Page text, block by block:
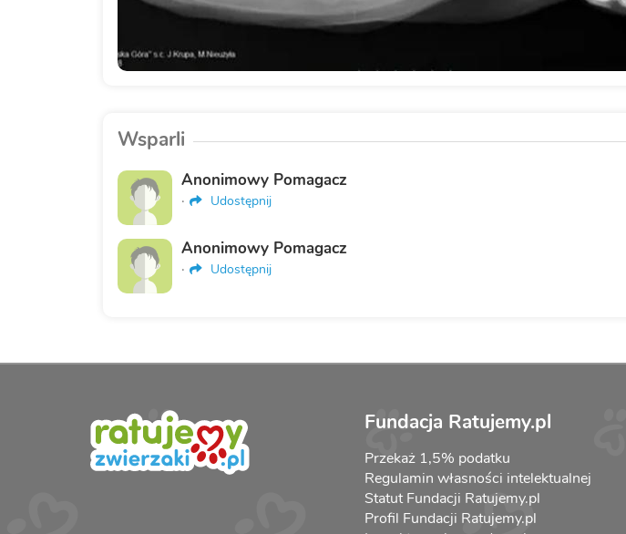
Wsparli
Anonimowy Pomagacz
· Udostępnij
Anonimowy Pomagacz
· Udostępnij
Fundacja Ratujemy.pl
Przekaż 1,5% podatku
Regulamin własności intelektualnej
Statut Fundacji Ratujemy.pl
Profil Fundacji Ratujemy.pl